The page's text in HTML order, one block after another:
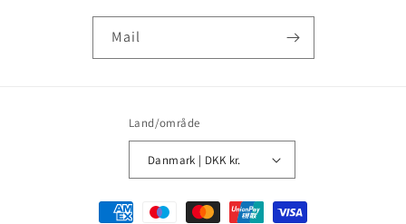
Mail
Land/område
Danmark | DKK kr.
Betalingsmetoder